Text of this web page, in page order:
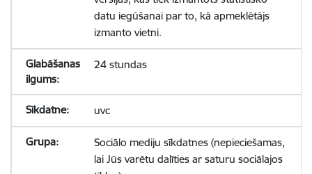
datu iegūšanai par to, kā apmeklētājs
izmanto vietni.
24 stundas
uvc
Sociālo mediju sīkdatnes (nepieciešamas,
lai Jūs varētu dalīties ar saturu sociālajos